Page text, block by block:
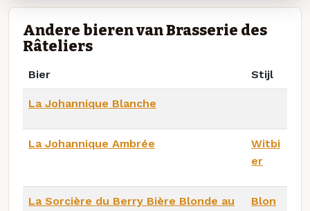
Andere bieren van Brasserie des
Râteliers
Bier Stijl
La Johannique Blanche
La Johannique Ambrée
Witbi
er
La Sorcière du Berry Bière Blonde au
Blon